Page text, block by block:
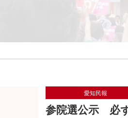
愛知民報
参院選公示 必